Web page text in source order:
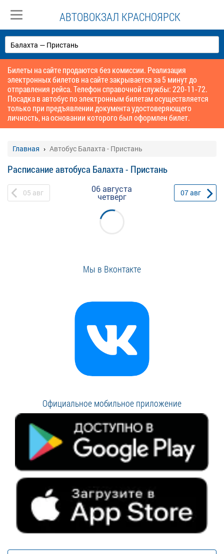
АВТОВОКЗАЛ КРАСНОЯРСК
Билеты на сайте продаются без комиссии. Реализация
электронных билетов на сайте закрывается за 5 минут до
отправления рейса. Телефон справочной службы: 220-11-72.
Посадка в автобус по электронным билетам осуществляется
только при предъявлении документа удостоверяющего
личность, на основании которого был оформлен билет.
Главная Автобус Балахта - Пристань
Расписание автобуса Балахта - Пристань
05 авг 06 августа
четверг 07авг
Мы в Вконтакте
Официальное мобильное приложение